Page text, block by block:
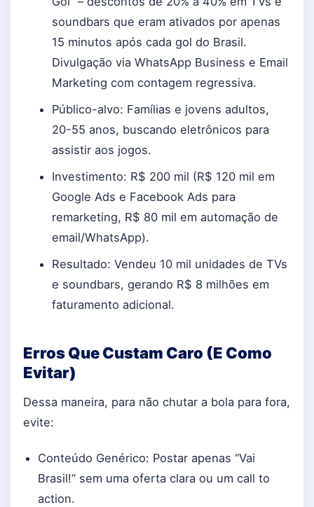
soundbars que eram ativados por apenas
15 minutos após cada gol do Brasil.
Divulgação via WhatsApp Business e Email
Marketing com contagem regressiva.
Público-alvo: Famílias e jovens adultos,
20-55 anos, buscando eletrônicos para
assistir aos jogos.
Investimento: R$ 200 mil (R$ 120 mil em
Google Ads e Facebook Ads para
remarketing, R$ 80 mil em automação de
email/WhatsApp).
Resultado: Vendeu 10 mil unidades de TVs
e soundbars, gerando R$ 8 milhões em
faturamento adicional.
Erros Que Custam Caro (E Como
Evitar)
Dessa maneira, para não chutar a bola para fora,
evite:
Conteúdo Genérico: Postar apenas “Vai
Brasil!” sem uma oferta clara ou um call to
action.